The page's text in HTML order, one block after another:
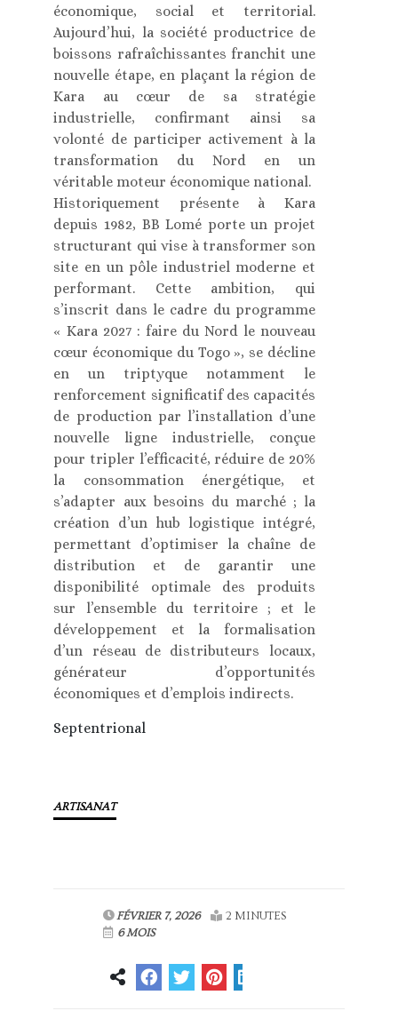
économique, social et territorial.
Aujourd’hui, la société productrice de
boissons rafraîchissantes franchit une
nouvelle étape, en plaçant la région de
Kara au cœur de sa stratégie
industrielle, confirmant ainsi sa
volonté de participer activement à la
transformation du Nord en un
véritable moteur économique national.
Historiquement présente à Kara
depuis 1982, BB Lomé porte un projet
structurant qui vise à transformer son
site en un pôle industriel moderne et
performant. Cette ambition, qui
s’inscrit dans le cadre du programme
« Kara 2027 : faire du Nord le nouveau
cœur économique du Togo », se décline
en un triptyque notamment le
renforcement significatif des capacités
de production par l’installation d’une
nouvelle ligne industrielle, conçue
pour tripler l’efficacité, réduire de 20%
la consommation énergétique, et
s’adapter aux besoins du marché ; la
création d’un hub logistique intégré,
permettant d’optimiser la chaîne de
distribution et de garantir une
disponibilité optimale des produits
sur l’ensemble du territoire ; et le
développement et la formalisation
d’un réseau de distributeurs locaux,
générateur d’opportunités
économiques et d’emplois indirects.
Septentrional
ARTISANAT
FÉVRIER 7, 2026
2 MINUTES
6 MOIS